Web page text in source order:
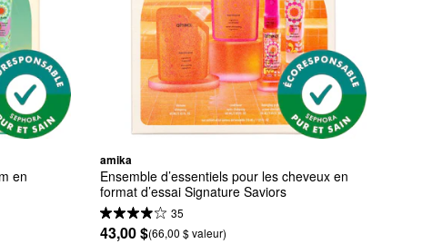
en
amika
Ensemble d’essentiels pour les cheveux en
format d’essai Signature Saviors
35
43,00 $(66,00 $ valeur)